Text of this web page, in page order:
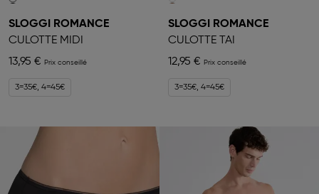
SLOGGI ROMANCE
CULOTTE MIDI
13,95 €
3=35€, 4=45€
SLOGGI ROMANCE
CULOTTE TAI
12,95 €
3=35€, 4=45€